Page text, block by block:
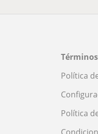
Política
Política